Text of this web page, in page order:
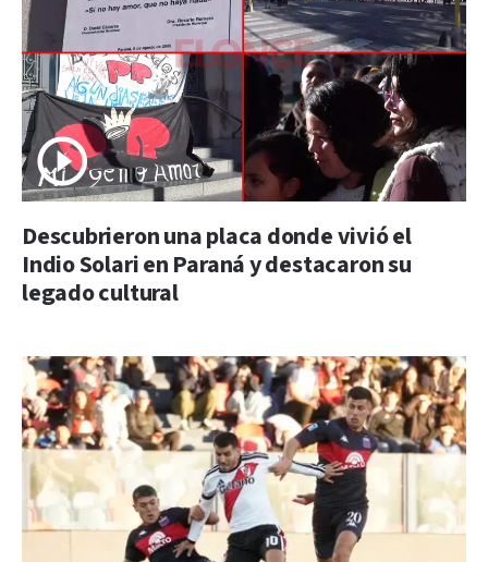
Descubrieron una placa donde vivió el
Indio Solari en Paraná y destacaron su
legado cultural